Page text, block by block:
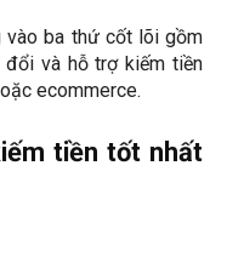
vào ba thứ cốt lõi gồm
đổi và hỗ trợ kiếm tiền
ecommerce.
tiền tốt nhất